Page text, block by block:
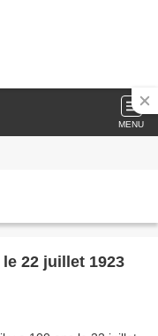
MENU
22 juillet 1923